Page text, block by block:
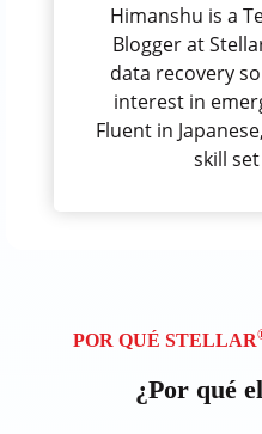
Himanshu is a
Blogger at
data recovery
interest in
Fluent in
skill
POR QUÉ STELLAR
¿Por qué